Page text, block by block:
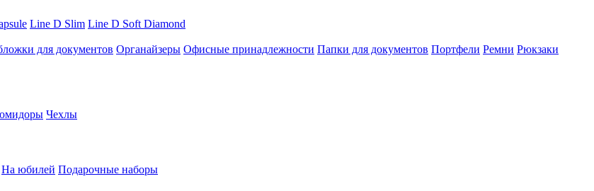
Line D Slim Line D Soft Diamond
для документов Органайзеры Офисные принадлежности Папки для документов Портфели Ремни Рюкзаки
Чехлы
На юбилей Подарочные наборы